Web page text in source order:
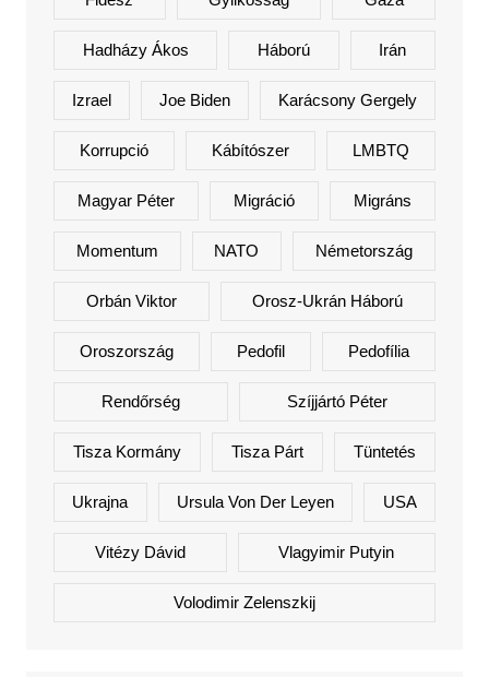
Hadházy Ákos Háború Irán
Izrael Joe Biden Karácsony Gergely
Korrupció Kábítószer LMBTQ
Magyar Péter Migráció Migráns
Momentum NATO Németország
Orbán Viktor Orosz-Ukrán Háború
Oroszország Pedofil Pedofília
Rendőrség Szíjjártó Péter
Tisza Kormány Tisza Párt Tüntetés
Ukrajna Ursula Von Der Leyen USA
Vitézy Dávid Vlagyimir Putyin
Volodimir Zelenszkij